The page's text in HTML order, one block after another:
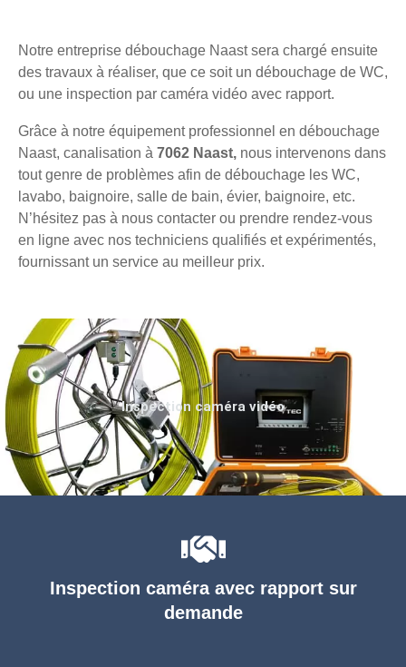
Notre entreprise débouchage Naast sera chargé ensuite
des travaux à réaliser, que ce soit un débouchage de WC,
ou une inspection par caméra vidéo avec rapport.
Grâce à notre équipement professionnel en débouchage
Naast, canalisation à 7062 Naast, nous intervenons dans
tout genre de problèmes afin de débouchage les WC,
lavabo, baignoire, salle de bain, évier, baignoire, etc.
N’hésitez pas à nous contacter ou prendre rendez-vous
en ligne avec nos techniciens qualifiés et expérimentés,
fournissant un service au meilleur prix.
Inspection caméra avec rapport sur
demande
Inspection caméra vidéo